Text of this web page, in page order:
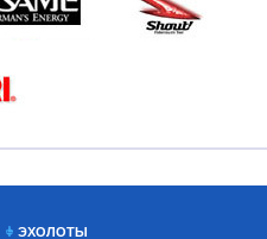
ЭХОЛОТЫ